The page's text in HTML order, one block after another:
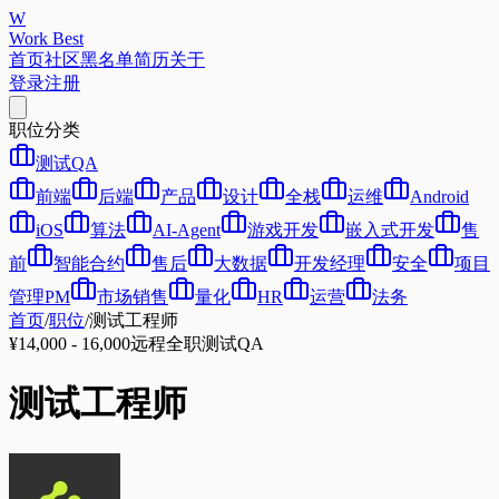
W
Work Best
首页社区黑名单简历关于
登录注册
职位分类
测试QA
前端
后端 产品 设计 全栈 运维
Android
iOS
算法 AI-Agent 游戏开发 嵌入式开发
售
前
智能合约 售后 大数据 开发经理 安全
项目
管理PM
市场销售 量化 HR 运营
法务
首页/职位/测试工程师
¥14,000 - 16,000远程全职测试QA
测试工程师